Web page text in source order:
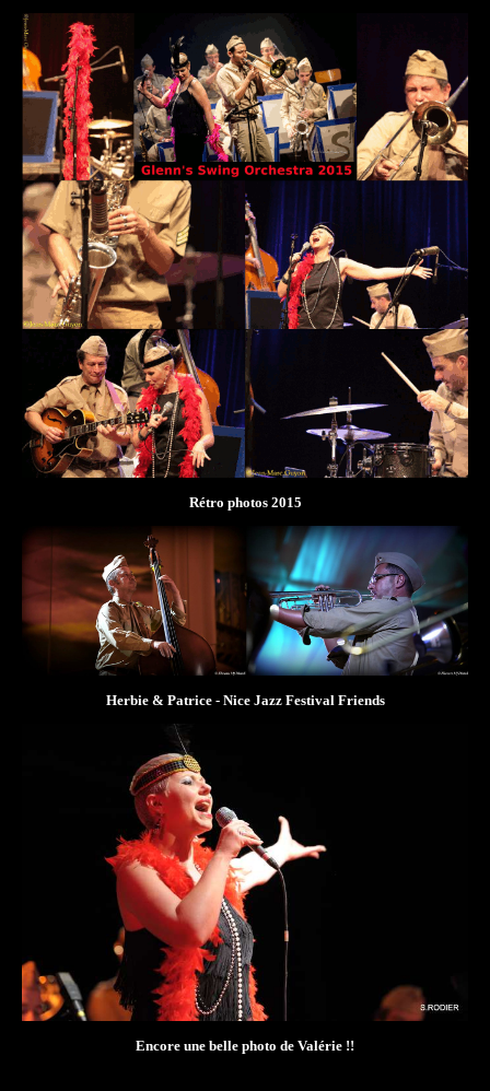
Rétro photos 2015
Herbie & Patrice - Nice Jazz Festival Friends
Encore une belle photo de Valérie !!